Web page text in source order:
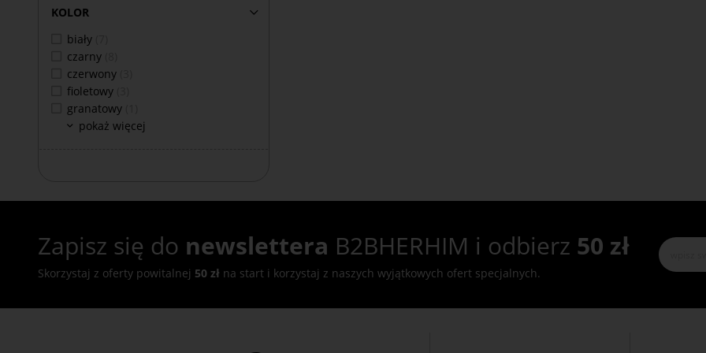
KOLOR
biały
czarny
czerwony
fioletowy
granatowy
pokaż więcej
Zapisz się do newslettera B2BHERHIM i odbierz 50 zł
Skorzystaj z oferty powitalnej 50 zł na start i korzystaj z naszych wyjątkowych ofert specjalnych.